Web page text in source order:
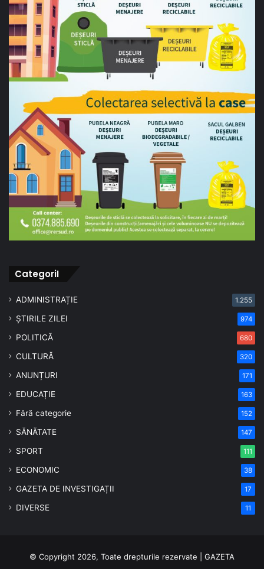
CategoriI
ADMINISTRAȚIE 1.255
ȘTIRILE ZILEI 974
POLITICĂ 680
CULTURĂ 320
ANUNȚURI 171
EDUCAȚIE 163
Fără categorie 152
SĂNĂTATE 147
SPORT 111
ECONOMIC 38
GAZETA DE INVESTIGAȚII 17
DIVERSE 11
© Copyright 2026, Toate drepturile rezervate | GAZETA